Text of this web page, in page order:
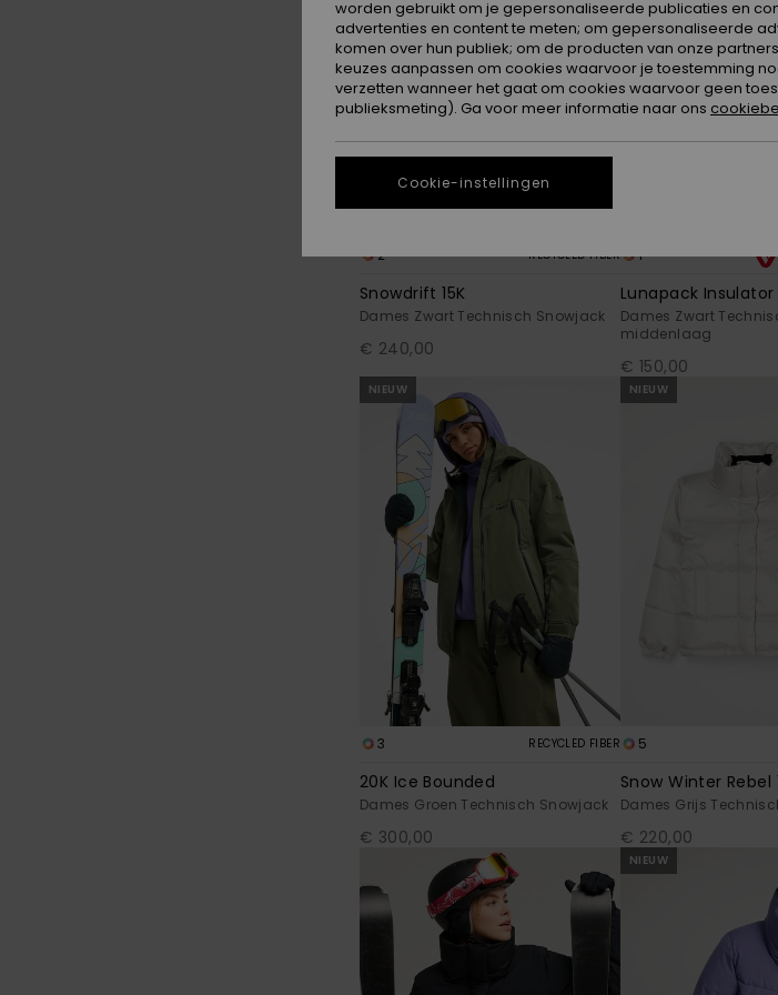
2 RECYCLED FIBER
Snowdrift 15K
Dames Zwart Technisch Snowjack
€ 240,00
1
Lunapack Insulator
Dames Zwart
middenlaag
€ 150,00
NIEUW
3 RECYCLED FIBER
20K Ice Bounded
Dames Groen Technisch Snowjack
€ 300,00
NIEUW
5
Snow Winter Rebel
Dames Grijs
€ 220,00
NIEUW
worden gebruikt om je gepersonaliseerde publicaties en
advertenties en content te meten; om gepersonaliseerde
komen over hun publiek; om de producten van onze
keuzes aanpassen om cookies waarvoor je toestemming
verzetten wanneer het gaat om cookies waarvoor geen
publieksmeting). Ga voor meer informatie naar ons
Cookie-instellingen